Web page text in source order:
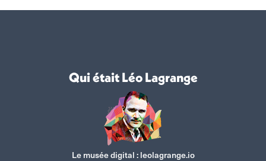
Qui était Léo Lagrange
Le musée digital : leolagrange.io